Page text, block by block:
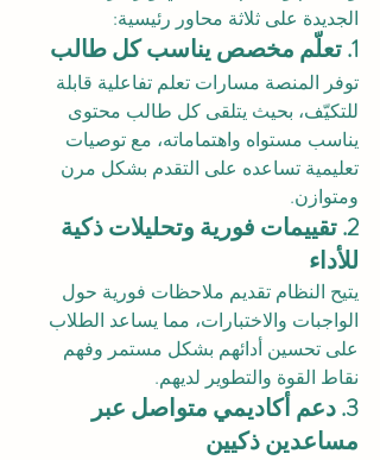
الجديدة على ثلاثة محاور رئيسية:
1. تعلّم مخصص يناسب كل طالب
توفر المنصة مسارات تعلم تفاعلية قابلة
للتكيّف، بحيث يتلقى كل طالب محتوى
يناسب مستواه واهتماماته، مع توصيات
تعليمية تساعده على التقدم بشكل مرن
ومتوازن.
2. تقييمات فورية وتحليلات ذكية
للأداء
يتيح النظام تقديم ملاحظات فورية حول
الواجبات والاختبارات، مما يساعد الطلاب
على تحسين أدائهم بشكل مستمر وفهم
نقاط القوة والتطوير لديهم.
3. دعم أكاديمي متواصل عبر
مساعدين ذكيين